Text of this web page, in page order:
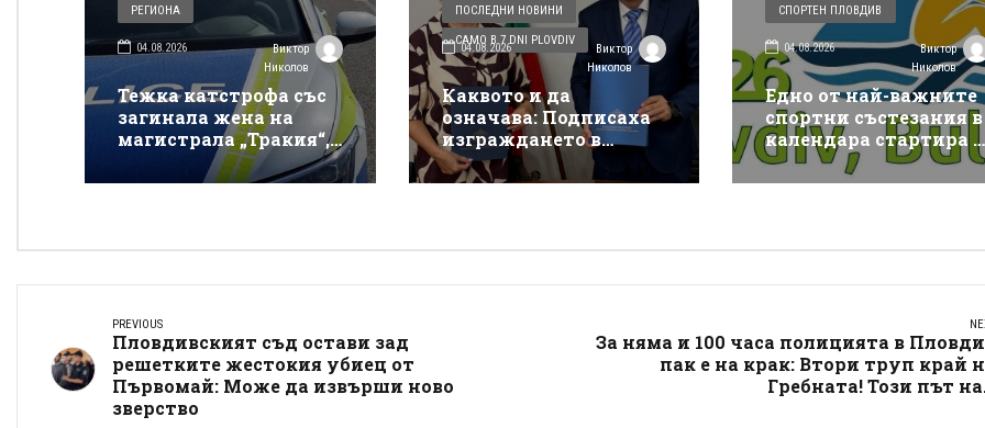
РЕГИОНА
04.08.2026
Виктор
Николов
Тежка катстрофа със
загинала жена на
магистрала „Тракия“,
няма информация за
другите пострадали
ПОСЛЕДНИ НОВИНИ
САМО В 7 DNI PLOVDIV
04.08.2026
Виктор
Николов
Каквото и да
означава: Подписаха
изграждането в
Пловдив на
космически център за
СПОРТЕН ПЛОВДИВ
04.08.2026
Виктор
Николов
Едно от най-важните
спортни състезания в
календара стартира в
Пловдив, в петък го
открива член на МОК
PREVIOUS
Пловдивският съд остави зад
решетките жестокия убиец от
Първомай: Може да извърши ново
зверство
За няма и 100 часа полицията в
пак е на крак: Втори труп край
Гребната! Този път